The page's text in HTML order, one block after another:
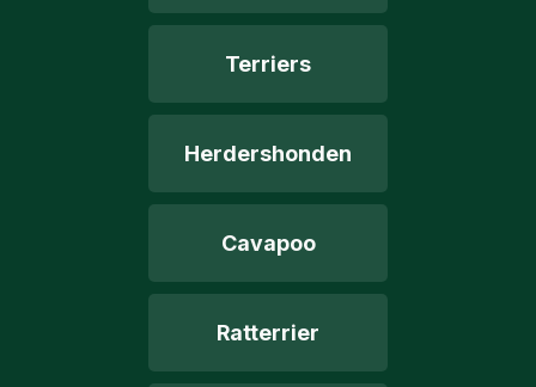
Terriers
Herdershonden
Cavapoo
Ratterrier